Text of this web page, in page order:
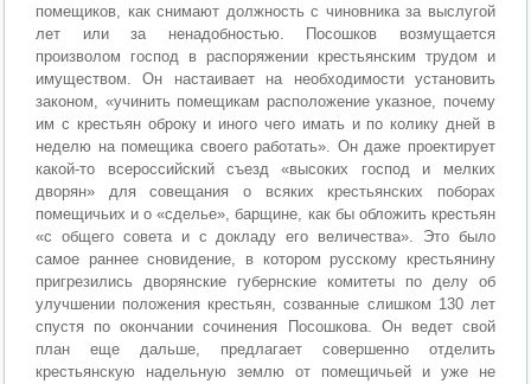
помещиков, как снимают должность с чиновника за выслугой
лет или за ненадобностью. Посошков возмущается
произволом господ в распоряжении крестьянским трудом и
имуществом. Он настаивает на необходимости установить
законом, «учинить помещикам расположение указное, почему
им с крестьян оброку и иного чего имать и по колику дней в
неделю на помещика своего работать». Он даже проектирует
какой-то всероссийский съезд «высоких господ и мелких
дворян» для совещания о всяких крестьянских поборах
помещичьих и о «сделье», барщине, как бы обложить крестьян
«с общего совета и с докладу его величества». Это было
самое раннее сновидение, в котором русскому крестьянину
пригрезились дворянские губернские комитеты по делу об
улучшении положения крестьян, созванные слишком 130 лет
спустя по окончании сочинения Посошкова. Он ведет свой
план еще дальше, предлагает совершенно отделить
крестьянскую надельную землю от помещичьей и уже не